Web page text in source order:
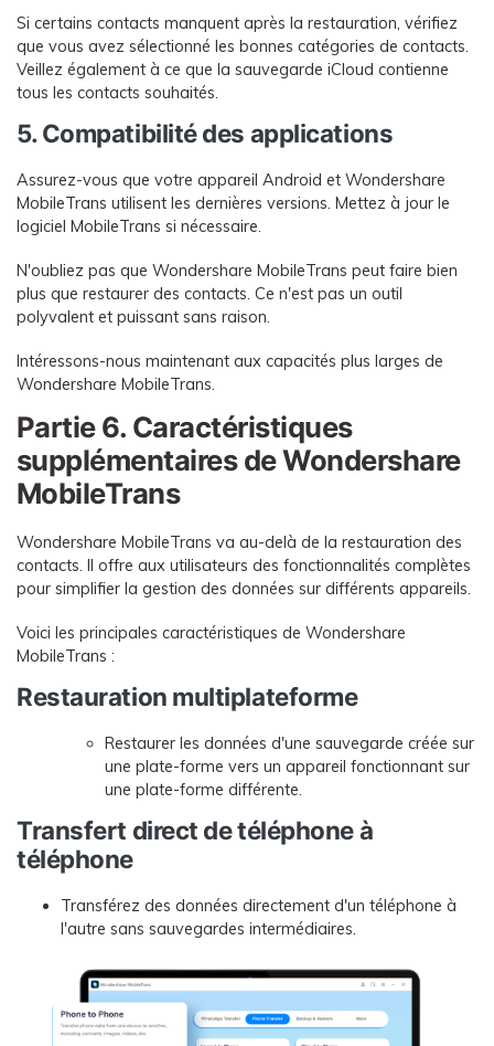
Si certains contacts manquent après la restauration, vérifiez
que vous avez sélectionné les bonnes catégories de contacts.
Veillez également à ce que la sauvegarde iCloud contienne
tous les contacts souhaités.
5. Compatibilité des applications
Assurez-vous que votre appareil Android et Wondershare
MobileTrans utilisent les dernières versions. Mettez à jour le
logiciel MobileTrans si nécessaire.
N'oubliez pas que Wondershare MobileTrans peut faire bien
plus que restaurer des contacts. Ce n'est pas un outil
polyvalent et puissant sans raison.
Intéressons-nous maintenant aux capacités plus larges de
Wondershare MobileTrans.
Partie 6. Caractéristiques
supplémentaires de Wondershare
MobileTrans
Wondershare MobileTrans va au-delà de la restauration des
contacts. Il offre aux utilisateurs des fonctionnalités complètes
pour simplifier la gestion des données sur différents appareils.
Voici les principales caractéristiques de Wondershare
MobileTrans :
Restauration multiplateforme
Restaurer les données d'une sauvegarde créée sur
une plate-forme vers un appareil fonctionnant sur
une plate-forme différente.
Transfert direct de téléphone à
téléphone
Transférez des données directement d'un téléphone à
l'autre sans sauvegardes intermédiaires.